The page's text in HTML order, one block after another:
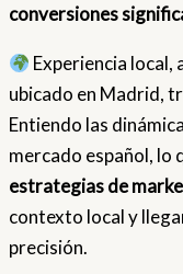
conversiones
Experiencia local,
ubicado en Madrid,
Entiendo las
mercado español, lo
estrategias de
contexto local y
precisión.